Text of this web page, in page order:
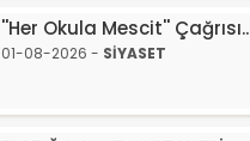
''Her Okula Mescit'' Çağrısı..
01-08-2026 - SİYASET